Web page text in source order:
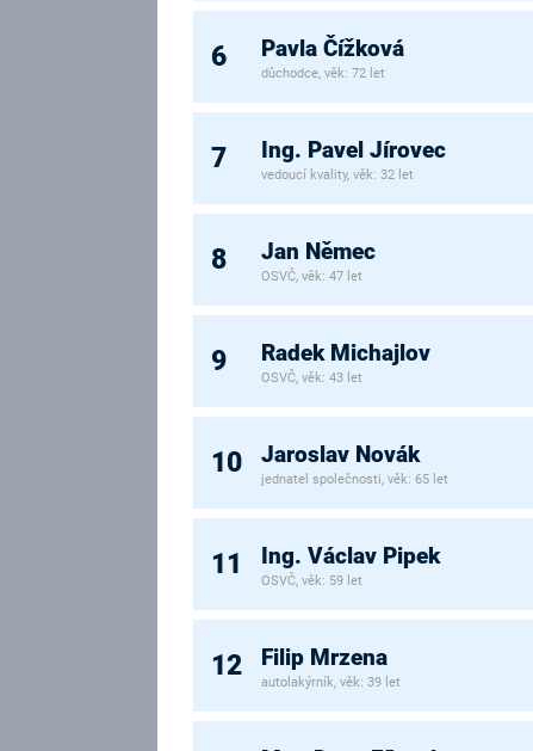
6 Pavla Čížková
důchodce, věk: 72 let
7 Ing. Pavel Jírovec
vedoucí kvality, věk: 32 let
8 Jan Němec
OSVČ, věk: 47 let
9 Radek Michajlov
OSVČ, věk: 43 let
10 Jaroslav Novák
jednatel společnosti, věk: 65 let
11 Ing. Václav Pipek
OSVČ, věk: 59 let
12 Filip Mrzena
autolakýrník, věk: 39 let